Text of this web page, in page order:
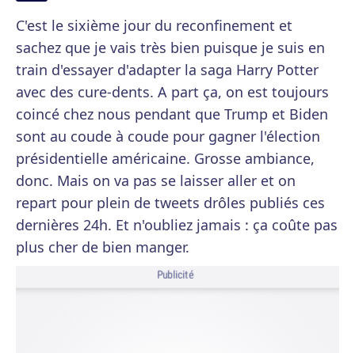
C'est le sixième jour du reconfinement et
sachez que je vais très bien puisque je suis en
train d'essayer d'adapter la saga Harry Potter
avec des cure-dents. A part ça, on est toujours
coincé chez nous pendant que Trump et Biden
sont au coude à coude pour gagner l'élection
présidentielle américaine. Grosse ambiance,
donc. Mais on va pas se laisser aller et on
repart pour plein de tweets drôles publiés ces
dernières 24h. Et n'oubliez jamais : ça coûte pas
plus cher de bien manger.
Publicité